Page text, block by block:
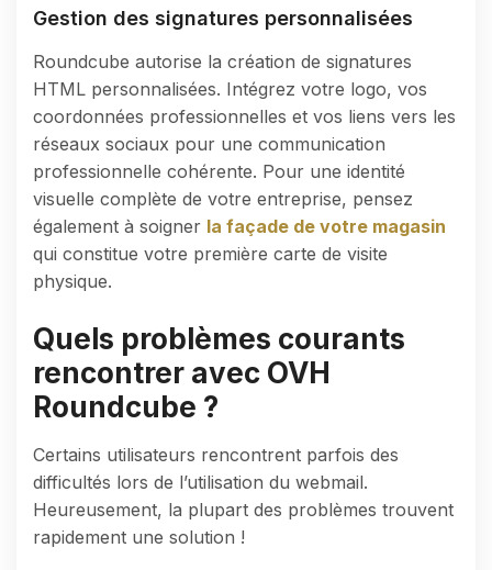
Gestion des signatures personnalisées
Roundcube autorise la création de signatures
HTML personnalisées. Intégrez votre logo, vos
coordonnées professionnelles et vos liens vers les
réseaux sociaux pour une communication
professionnelle cohérente. Pour une identité
visuelle complète de votre entreprise, pensez
également à soigner la façade de votre magasin
qui constitue votre première carte de visite
physique.
Quels problèmes courants
rencontrer avec OVH
Roundcube ?
Certains utilisateurs rencontrent parfois des
difficultés lors de l’utilisation du webmail.
Heureusement, la plupart des problèmes trouvent
rapidement une solution !